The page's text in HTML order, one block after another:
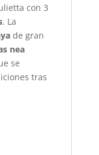
con 3
. La
de gran
nea
se
tras